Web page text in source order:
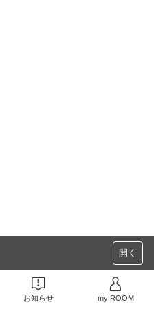
開く
お知らせ my ROOM